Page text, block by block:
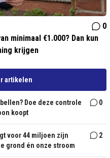
0
minimaal €1.000? Dan kun
krijgen
artikelen
Doe deze controle
koopt
0
voor 44 miljoen zijn
grond én onze stroom
2